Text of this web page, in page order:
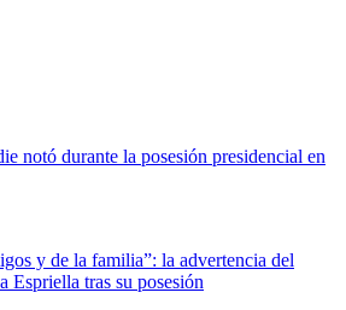
notó durante la posesión presidencial en
y de la familia”: la advertencia del
Espriella tras su posesión